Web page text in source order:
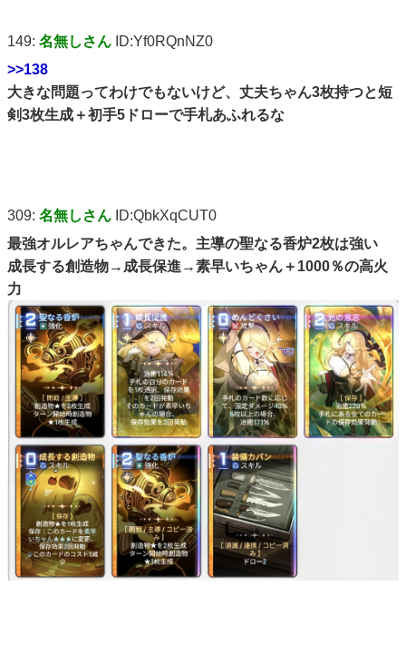
149: 名無しさん ID:Yf0RQnNZ0
>>138
大きな問題ってわけでもないけど、丈夫ちゃん3枚持つと短
剣3枚生成＋初手5ドローで手札あふれるな
309: 名無しさん ID:QbkXqCUT0
最強オルレアちゃんできた。主導の聖なる香炉2枚は強い
成長する創造物→成長保進→素早いちゃん＋1000％の高火
力